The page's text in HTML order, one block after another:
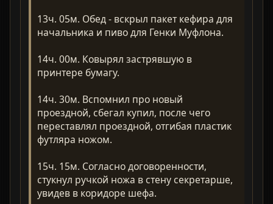
13ч. 05м. Обед - вскрыл пакет кефира для
начальника и пиво для Генки Муфлона.
14ч. 00м. Ковырял застрявшую в
принтере бумагу.
14ч. 30м. Вспомнил про новый
проездной, сбегал купил, после чего
переставлял проездной, отгибая пластик
футляра ножом.
15ч. 15м. Согласно договоренности,
стукнул ручкой ножа в стену секретарше,
увидев в коридоре шефа.